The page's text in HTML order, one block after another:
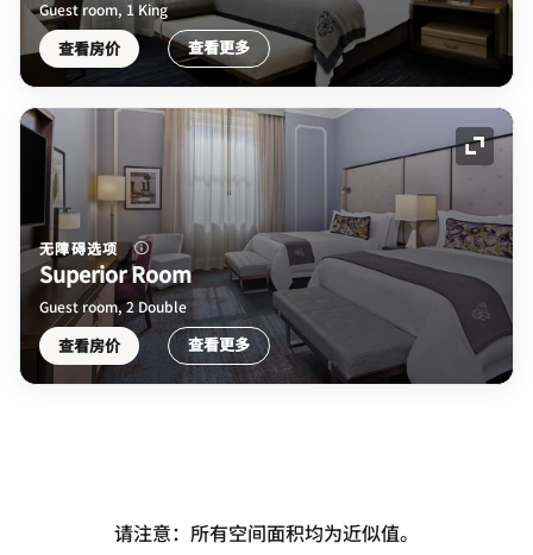
Guest room, 1 King
查看房价 查看更多
展开
无障碍选项
Superior Room
Guest room, 2 Double
查看房价 查看更多
请注意：所有空间面积均为近似值。